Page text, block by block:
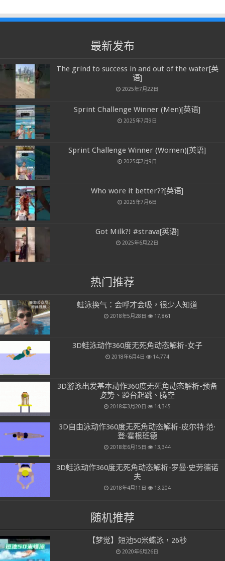
最新发布
The grind to success in and out of the water[英
语]
2025年7月22日
Sprint Challenge Winner (Men)[英语]
2025年7月9日
Sprint Challenge Winner (Women)[英语]
2025年7月9日
Who wore it better??[英语]
2025年7月6日
Got Milk?! #strava[英语]
2025年6月22日
热门推荐
蛙泳换气：会呼才会吸，很少人知道
2018年5月28日 17,861
3D蛙泳动作360度无死角动态解析-女子
2018年6月4日 14,774
3D游泳出发基本动作360度无死角动态解析-预备
姿势、蹬台起跳、腾空
2018年3月20日 14,345
3D自由泳动作360度无死角动态解析-皮尔特·范·
登·霍根班德
2018年6月15日 13,344
3D蛙泳动作360度无死角动态解析-罗曼·史劳德诺
夫
2018年4月11日 13,204
随机推荐
【梦觉】短池50米蝶泳，26秒
2020年6月26日